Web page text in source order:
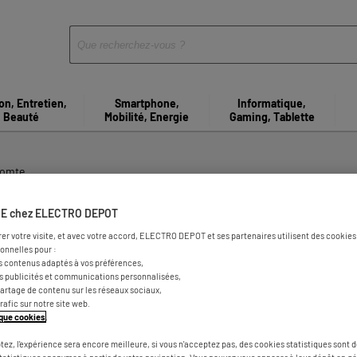
Entretien,
Beauté
Smartphone,
Mobilité, Energie
Informatique,
Gaming, Tablette
d'électroménager à
chez ELECTRO DEPOT
votre visite, et avec votre accord, ELECTRO DEPOT et ses partenaires utilisent des
pour :
contenus adaptés à vos préférences,
publicités et communications personnalisées,
de contenu sur les réseaux sociaux,
sur notre site web.
cookies
l'expérience sera encore meilleure, si vous n'acceptez pas, des cookies statistiques sont